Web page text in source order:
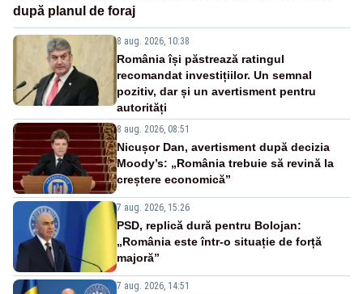
după planul de foraj
8 aug. 2026, 10:38
România își păstrează ratingul
recomandat investițiilor. Un semnal
pozitiv, dar și un avertisment pentru
autorități
8 aug. 2026, 08:51
Nicușor Dan, avertisment după decizia
Moody’s: „România trebuie să revină la
creștere economică”
7 aug. 2026, 15:26
PSD, replică dură pentru Bolojan:
„România este într-o situație de forță
majoră”
7 aug. 2026, 14:51